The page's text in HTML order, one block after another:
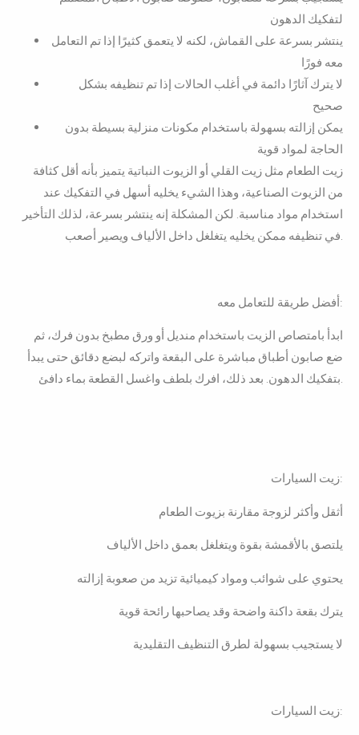
لتفكيك الدهون
ينتشر بسرعة على القماش، لكنه لا يتعمق كثيرًا إذا تم التعامل
معه فورًا
لا يترك آثارًا دائمة في أغلب الحالات إذا تم تنظيفه بشكل
صحيح
يمكن إزالته بسهولة باستخدام مكونات منزلية بسيطة بدون
الحاجة لمواد قوية
زيت الطعام مثل زيت القلي أو الزيوت النباتية يتميز بأنه أقل كثافة
من الزيوت الصناعية، وهذا الشيء يخليه أسهل في التفكيك عند
استخدام مواد مناسبة. لكن المشكلة إنه ينتشر بسرعة، لذلك التأخير
في تنظيفه ممكن يخليه يتغلغل داخل الألياف ويصير أصعب.
أفضل طريقة للتعامل معه:
ابدأ بامتصاص الزيت باستخدام منديل أو ورق مطبخ بدون فرك، ثم
ضع صابون أطباق مباشرة على البقعة واتركه لبضع دقائق حتى يبدأ
بتفكيك الدهون. بعد ذلك، افرك بلطف واغسل القطعة بماء دافئ.
زيت السيارات:
أثقل وأكثر لزوجة مقارنة بزيوت الطعام
يلتصق بالأقمشة بقوة ويتغلغل بعمق داخل الألياف
يحتوي على شوائب ومواد كيميائية تزيد من صعوبة إزالته
يترك بقعة داكنة واضحة وقد يصاحبها رائحة قوية
لا يستجيب بسهولة لطرق التنظيف التقليدية
زيت السيارات: